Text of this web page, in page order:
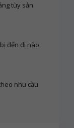
tùy sản
đến đi nào
nhu cầu